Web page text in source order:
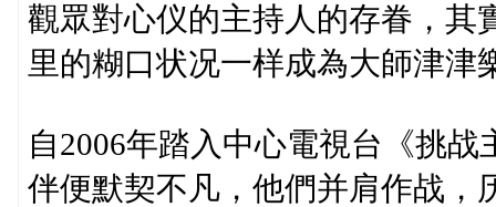
觀眾對心仪的主持人的存眷，其
里的糊口状况一样成為大師津津
自2006年踏入中心電視台《挑
伴便默契不凡，他們并肩作战，